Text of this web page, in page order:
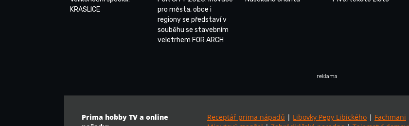
KRASLICE
pro města, obce i
regiony se představí v
souběhu se stavebním
veletrhem FOR ARCH
reklama
Prima hobby TV a online
Receptář prima nápadů | Libovky Pepy Libického | Fachmani